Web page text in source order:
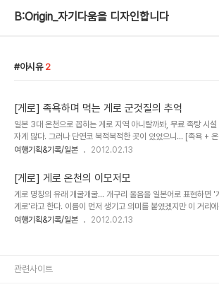
B:Origin_자기다움을 디자인합니다
아시유 2
[게로] 족욕하며 먹는 게로 군것질의 추억
일본 3대 온천으로 꼽히는 게로 지역 아니랄까봐, 무료 족탕 시설
자게 많다. 그러나 단연코 북적북적한 곳이 있었으니... [족욕 +
걀 + 기념품쇼핑]라고 써있는 곳. 이것이야말로 일타쌍피, 아니 일
념품과 보기 드문 먹거리도 있다는 것이 장점이다. 모락모락 뜨끈
천수가 흘러나오는 이곳은 무료 족탕. 따끈하게 발의 때를 불리며
TV시청을 하는 사람들. 이 족탕의 목적은 단연코 상품판매를 위
다. 절대 물에 발만 담그고 뜨는 사람은 없으리~ 한쪽에서는 온천
서 따땃하게 덮혀지는 푸딩이 있다. 생 오뎅이 지긋이 끓어 다 익으
여행기획&기록/일본 2012.02.13
[게로] 게로 온천의 이모저모
게로 명칭의 유래 개굴개굴... 개구리 울음을 일본어로 표현하면 '
게로'라고 한다. 이름이 먼저 생기고 의미를 붙였겠지만 이 거리
개구리를 테마로 한 아이템이 눈에 띈다. 또 하나의 팁. B급 구르메
런 식단을 게로시에서도 도입해 게로 구르메를 만들었다. 그런데
여행기획&기록/일본 2012.02.13
관련사이트